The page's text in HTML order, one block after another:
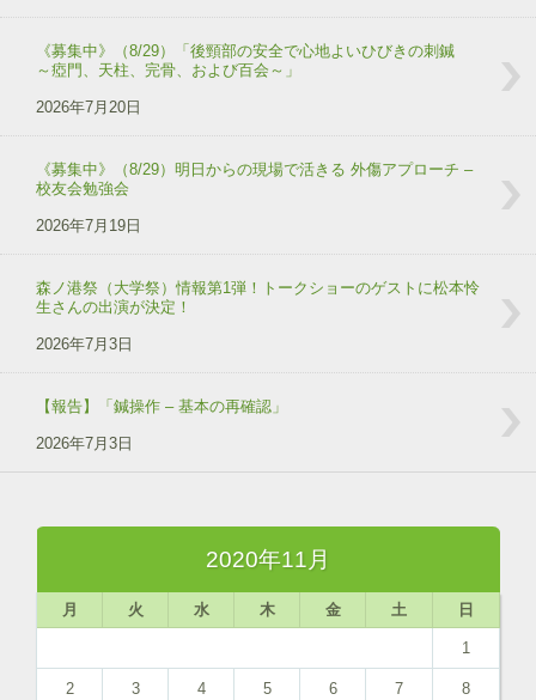
《募集中》（8/29）「後頸部の安全で心地よいひびきの刺鍼
～瘂門、天柱、完骨、および百会～」
2026年7月20日
《募集中》（8/29）明日からの現場で活きる 外傷アプローチ –
校友会勉強会
2026年7月19日
森ノ港祭（大学祭）情報第1弾！トークショーのゲストに松本怜
生さんの出演が決定！
2026年7月3日
【報告】「鍼操作 – 基本の再確認」
2026年7月3日
2020年11月
月 火 水 木 金 土 日
1
2 3 4 5 6 7 8